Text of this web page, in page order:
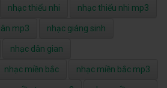
nhạc thiếu nhi nhạc thiếu nhi mp3
mp3 nhạc giáng sinh
nhạc dân gian
nhạc miền bắc nhạc miền bắc mp3